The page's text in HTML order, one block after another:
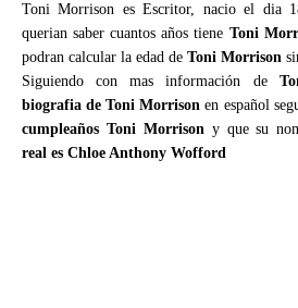
Toni Morrison es Escritor, nacio el dia
querian saber cuantos años tiene Toni
podran calcular la edad de Toni Morrison
Siguiendo con mas información de
biografia de Toni Morrison en español
cumpleaños Toni Morrisony que su
real es Chloe Anthony Wofford